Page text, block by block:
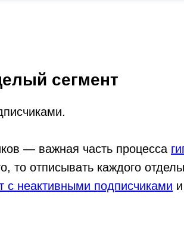
сегмент
— важная часть процесса
то отписывать каждого
с неактивными подписчиками